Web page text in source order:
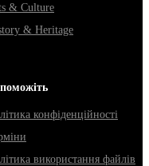
& Culture
& Heritage
конфіденційності
використання файлів